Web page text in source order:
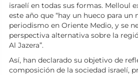
israelí en todas sus formas. Melloul
este año que “hay un hueco para un
periodismo en Oriente Medio, y se
perspectiva alternativa sobre la
Al Jazera”.
Así, han declarado su objetivo de
composición de la sociedad israelí,